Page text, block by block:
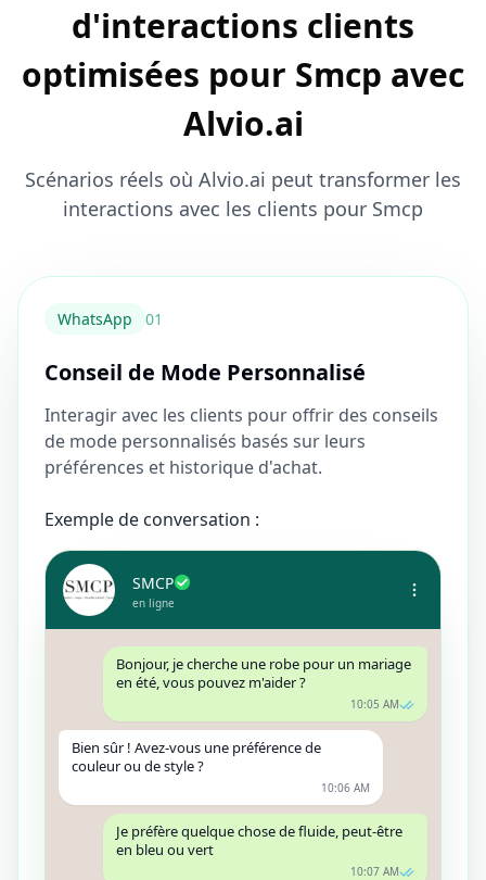
d'interactions clients
optimisées pour Smcp avec
Alvio.ai
Scénarios réels où Alvio.ai peut transformer les
interactions avec les clients pour Smcp
WhatsApp 01
Conseil de Mode Personnalisé
Interagir avec les clients pour offrir des conseils
de mode personnalisés basés sur leurs
préférences et historique d'achat.
Exemple de conversation :
SMCP
en ligne
Bonjour, je cherche une robe pour un mariage
en été, vous pouvez m'aider ?
10:05 AM
Bien sûr ! Avez-vous une préférence de
couleur ou de style ?
10:06 AM
Je préfère quelque chose de fluide, peut-être
en bleu ou vert
10:07 AM